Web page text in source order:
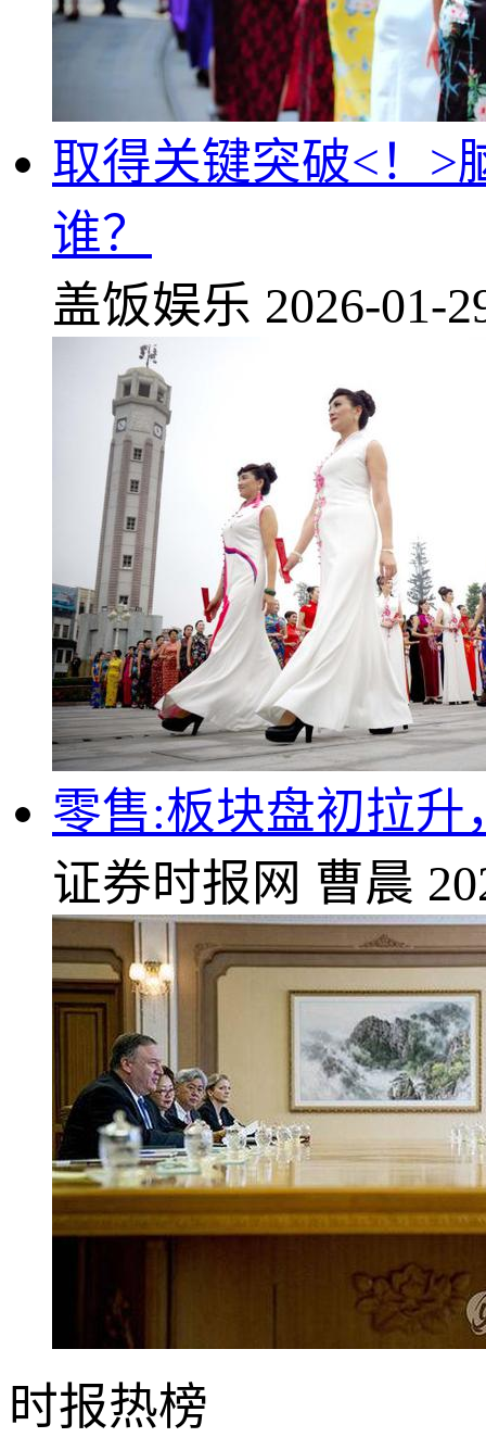
取得关键突破<！>
谁？
盖饭娱乐 2026-01-
零售:板块盘初拉升
证券时报网 曹晨
时报热榜